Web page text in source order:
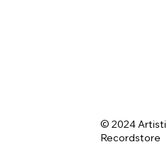
© 2024
Recordstore